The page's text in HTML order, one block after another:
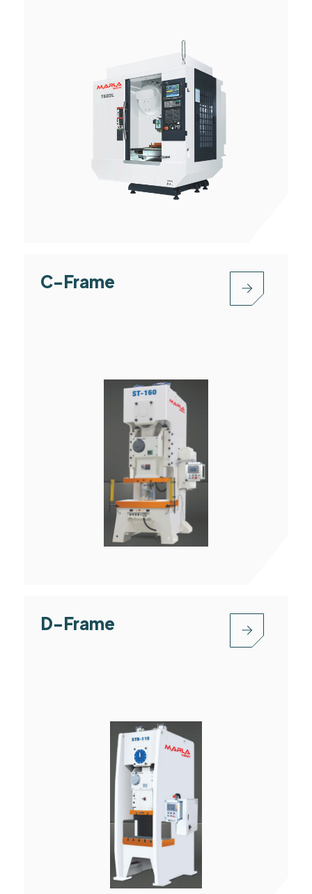
C-Frame
D-Frame